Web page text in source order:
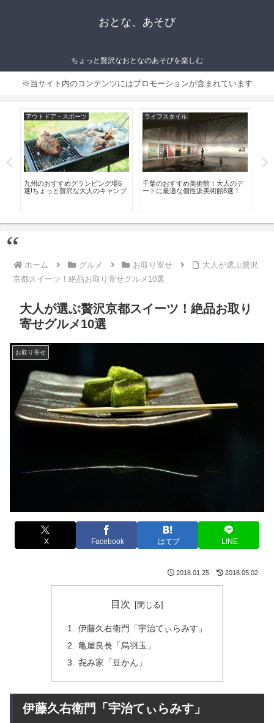
おとな、あそび
ちょっと贅沢なおとなのあそびを楽しむ
※当サイト内のコンテンツにはプロモーションが含まれています
アウトドア・スポーツ
九州のおすすめグランピング場6
選!ちょっと贅沢な大人のキャンプ
ライフスタイル
千葉のおすすめ美術館！大人のデ
ートに最適な個性派美術館8選！
ホーム グルメ お取り寄せ
大人が選ぶ贅沢
京都スイーツ！絶品お取り寄せグルメ10選
大人が選ぶ贅沢京都スイーツ！絶品お取り
寄せグルメ10選
お取り寄せ
X Facebook はてブ LINE
2018.01.25 2018.05.02
目次
伊藤久右衛門「宇治てぃらみす」
亀屋良長「烏羽玉」
㐂み家「豆かん」
伊藤久右衛門「宇治てぃらみす」